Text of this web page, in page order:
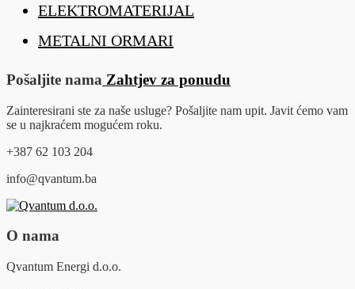
ELEKTROMATERIJAL
METALNI ORMARI
Pošaljite nama Zahtjev za ponudu
Zainteresirani ste za naše usluge? Pošaljite nam upit. Javit ćemo vam
se u najkraćem mogućem roku.
+387 62 103 204
info@qvantum.ba
O nama
Qvantum Energi d.o.o.